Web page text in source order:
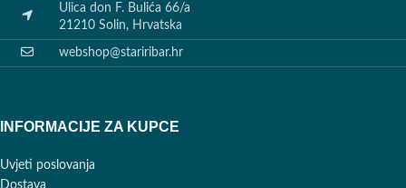
Ulica don F. Bulića 66/a
21210 Solin, Hrvatska
webshop@stariribar.hr
INFORMACIJE ZA KUPCE
Uvjeti poslovanja
Dostava